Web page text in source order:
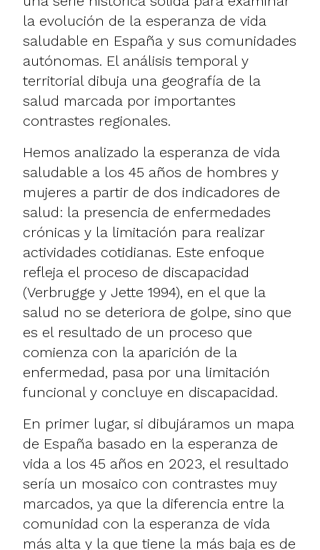
la evolución de la esperanza de vida
saludable en España y sus comunidades
autónomas. El análisis temporal y
territorial dibuja una geografía de la
salud marcada por importantes
contrastes regionales.
Hemos analizado la esperanza de vida
saludable a los 45 años de hombres y
mujeres a partir de dos indicadores de
salud: la presencia de enfermedades
crónicas y la limitación para realizar
actividades cotidianas. Este enfoque
refleja el proceso de discapacidad
(Verbrugge y Jette 1994), en el que la
salud no se deteriora de golpe, sino que
es el resultado de un proceso que
comienza con la aparición de la
enfermedad, pasa por una limitación
funcional y concluye en discapacidad.
En primer lugar, si dibujáramos un mapa
de España basado en la esperanza de
vida a los 45 años en 2023, el resultado
sería un mosaico con contrastes muy
marcados, ya que la diferencia entre la
comunidad con la esperanza de vida
más alta y la que tiene la más baja es de